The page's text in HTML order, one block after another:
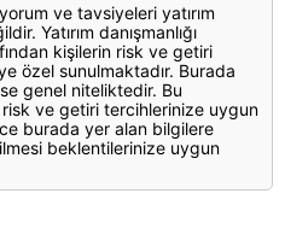
ve tavsiyeleri yatırım
Yatırım danışmanlığı
kişilerin risk ve getiri
özel sunulmaktadır. Burada
genel niteliktedir. Bu
ve getiri tercihlerinize uygun
burada yer alan bilgilere
beklentilerinize uygun